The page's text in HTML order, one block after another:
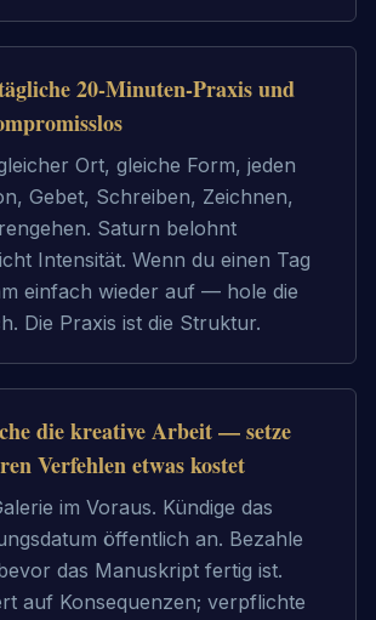
20-Minuten-Praxis und
Ort, gleiche Form, jeden
Gebet, Schreiben, Zeichnen,
Saturn belohnt
Intensität. Wenn du einen Tag
einfach wieder auf — hole die
Die Praxis ist die Struktur.
die kreative Arbeit — setze
Verfehlen etwas kostet
im Voraus. Kündige das
öffentlich an. Bezahle
das Manuskript fertig ist.
auf Konsequenzen; verpflichte